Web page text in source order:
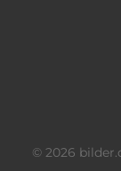
© 2026